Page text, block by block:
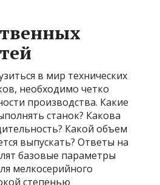
в мир технических
необходимо четко
производства. Какие
станок? Какова
Какой объем
выпускать? Ответы на
базовые параметры
мелкосерийного
степенью